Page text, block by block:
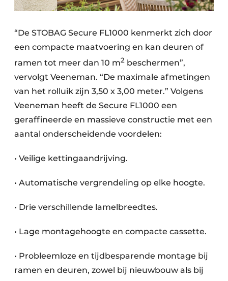
“De STOBAG Secure FL1000 kenmerkt zich door
een compacte maatvoering en kan deuren of
ramen tot meer dan 10 m2 beschermen”,
vervolgt Veeneman. “De maximale afmetingen
van het rolluik zijn 3,50 x 3,00 meter.” Volgens
Veeneman heeft de Secure FL1000 een
geraffineerde en massieve constructie met een
aantal onderscheidende voordelen:
• Veilige kettingaandrijving.
• Automatische vergrendeling op elke hoogte.
• Drie verschillende lamelbreedtes.
• Lage montagehoogte en compacte cassette.
• Probleemloze en tijdbesparende montage bij
ramen en deuren, zowel bij nieuwbouw als bij